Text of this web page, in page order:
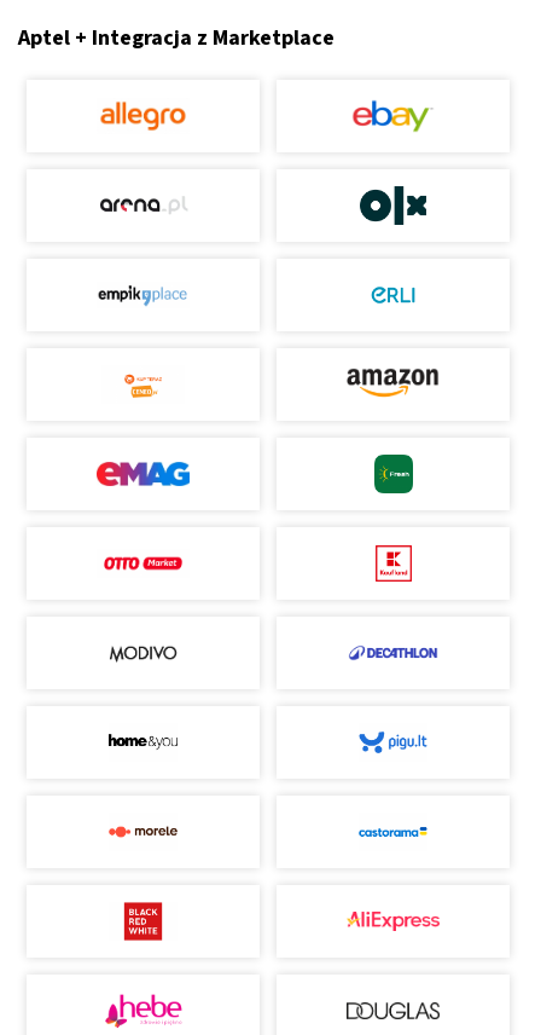
Aptel + Integracja z Marketplace